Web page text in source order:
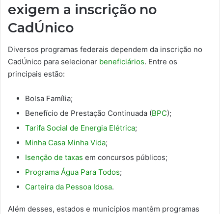
exigem a inscrição no
CadÚnico
Diversos programas federais dependem da inscrição no
CadÚnico para selecionar beneficiários. Entre os
principais estão:
Bolsa Família;
Benefício de Prestação Continuada (BPC);
Tarifa Social de Energia Elétrica;
Minha Casa Minha Vida;
Isenção de taxas em concursos públicos;
Programa Água Para Todos;
Carteira da Pessoa Idosa.
Além desses, estados e municípios mantêm programas